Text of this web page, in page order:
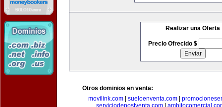
Realizar una Oferta
Precio Ofrecido $
Otros dominios en venta:
movilink.com
sueloenventa.com
serviciodepostventa.com